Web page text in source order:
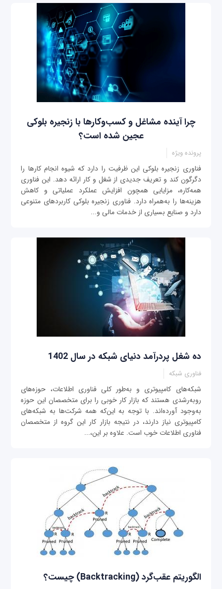
چرا آینده مشاغل و کسب‌وکارها با زنجیره بلوکی
عجین شده است؟
پرونده ویژه
فناوری زنجیره بلوکی این ظرفیت را دارد که شیوه انجام کارها را
دگرگون کند و تعریف جدیدی از شغل و کار ارائه دهد. این فناوری
همه‌کاره، مزایایی همچون افزایش عملکرد عملیاتی و کاهش
هزینه‌ها را به‌همراه دارد. فناوری زنجیره بلوکی کاربردهای متنوعی
دارد و صنایع بسیاری از خدمات مالی و...
ده شغل پردرآمد دنیای شبکه در سال 1402
فناوری شبکه
شبکه‌های کامپیوتری و به‌طور کلی فناوری اطلاعات، حوزه‌های
روبه‌رشدی هستند که بازار کار خوبی را برای متخصصان این حوزه
به‌وجود آورده‌اند. با توجه به این‌که همه شرکت‌ها به شبکه‌های
کامپیوتری نیاز دارند، در نتیجه بازار کار این گروه از متخصصان
فناوری اطلاعات خوب است. علاوه بر این،...
الگوریتم عقب‌گرد (Backtracking) چیست؟